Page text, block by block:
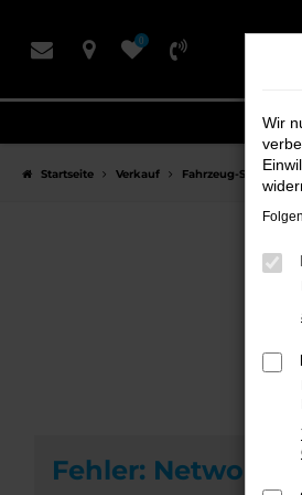
Hauptinhalt
0
Startseite Verkauf Fahrzeug-Showroom
Fehler: Network
Wir